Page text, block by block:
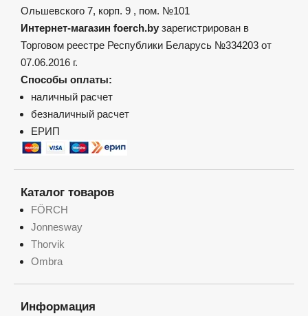
Ольшевского 7, корп. 9 , пом. №101
Интернет-магазин foerch.by зарегистрирован в
Торговом реестре Республики Беларусь №334203 от
07.06.2016 г.
Способы оплаты:
наличный расчет
безналичный расчет
ЕРИП
Каталог товаров
FÖRCH
Jonnesway
Thorvik
Ombra
Информация